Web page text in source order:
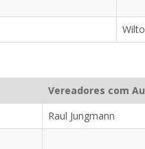
Vereadores com
Raul Jungmann